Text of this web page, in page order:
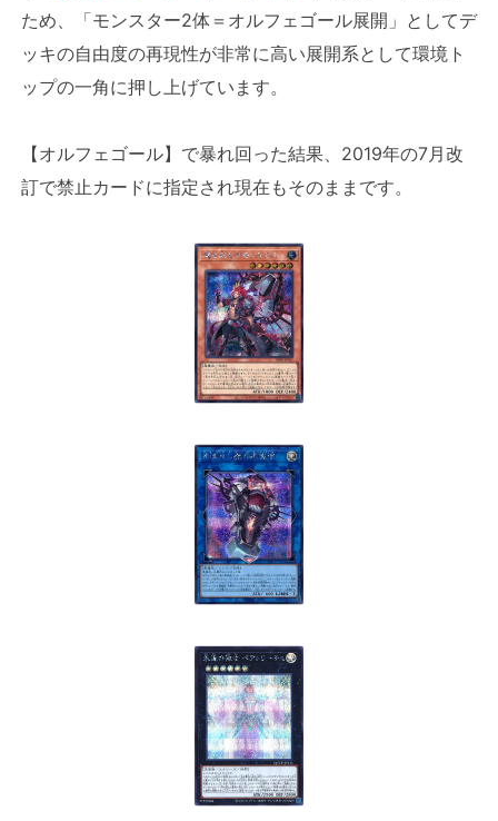
ため、「モンスター2体＝オルフェゴール展開」としてデ
ッキの自由度の再現性が非常に高い展開系として環境ト
ップの一角に押し上げています。
【オルフェゴール】で暴れ回った結果、2019年の7月改
訂で禁止カードに指定され現在もそのままです。